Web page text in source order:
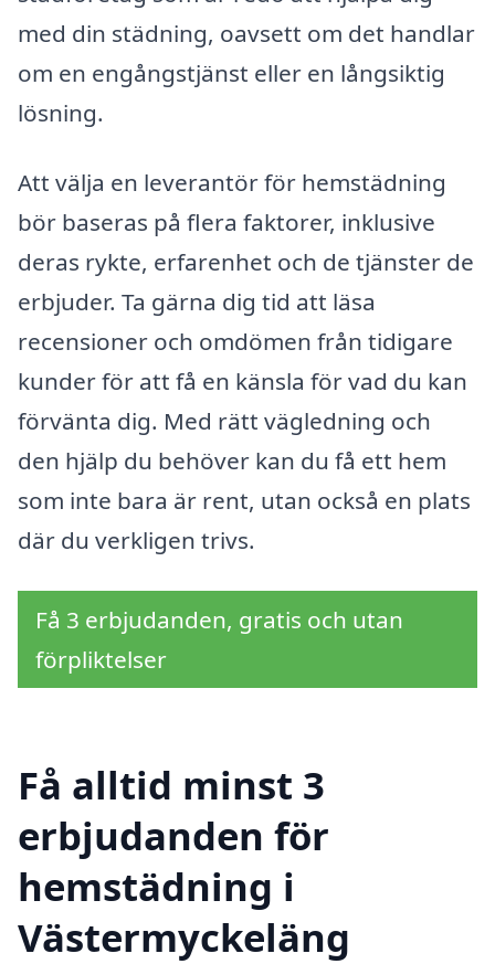
med din städning, oavsett om det handlar
om en engångstjänst eller en långsiktig
lösning.
Att välja en leverantör för hemstädning
bör baseras på flera faktorer, inklusive
deras rykte, erfarenhet och de tjänster de
erbjuder. Ta gärna dig tid att läsa
recensioner och omdömen från tidigare
kunder för att få en känsla för vad du kan
förvänta dig. Med rätt vägledning och
den hjälp du behöver kan du få ett hem
som inte bara är rent, utan också en plats
där du verkligen trivs.
Få 3 erbjudanden, gratis och utan
förpliktelser
Få alltid minst 3
erbjudanden för
hemstädning i
Västermyckeläng